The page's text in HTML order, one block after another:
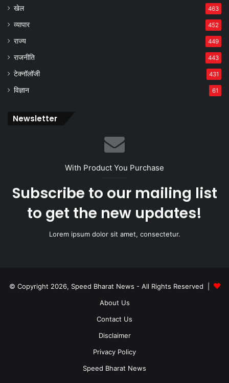
खेल 463
व्यापार 452
राज्य 449
राजनीति 443
टेक्नॉलॉजी 431
विज्ञान 61
Newsletter
With Product You Purchase
Subscribe to our mailing list
to get the new updates!
Lorem ipsum dolor sit amet, consectetur.
© Copyright 2026, Speed Bharat News - All Rights Reserved |
About Us
Contact Us
Disclaimer
Privacy Policy
Speed Bharat News